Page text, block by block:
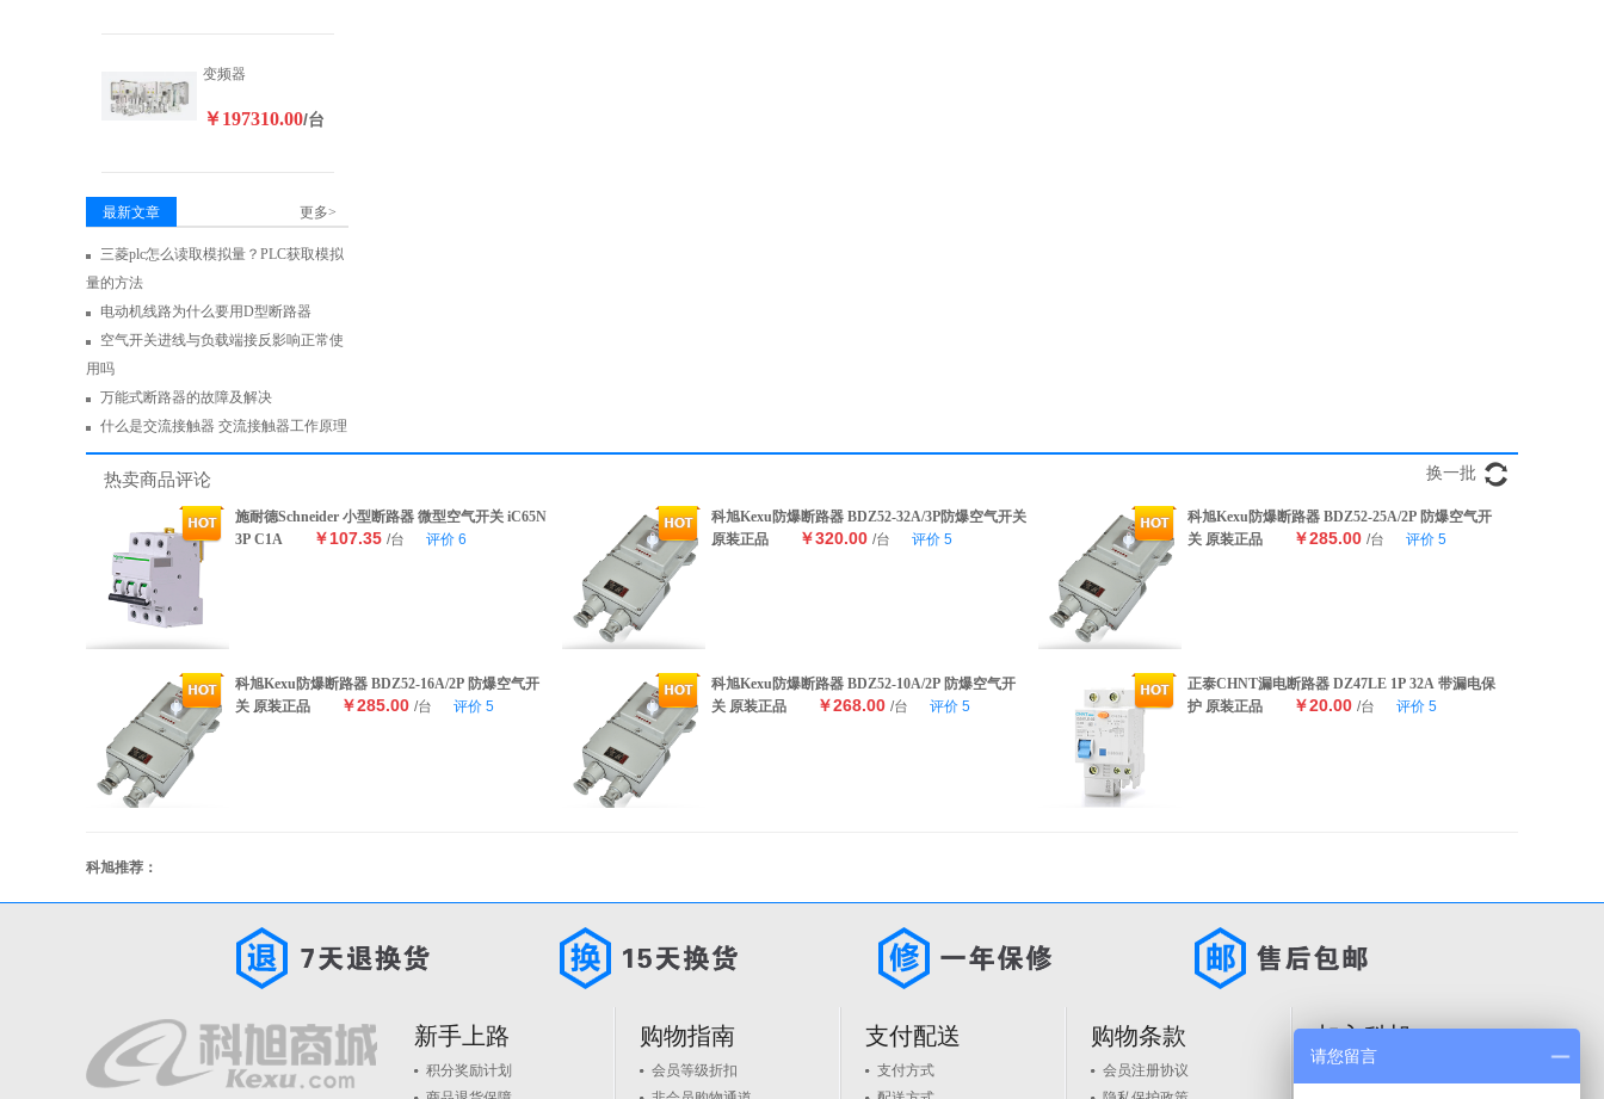
变频器
￥197310.00/台
最新文章 更多>
三菱plc怎么读取模拟量？PLC获取模拟
量的方法
电动机线路为什么要用D型断路器
空气开关进线与负载端接反影响正常使
用吗
万能式断路器的故障及解决
什么是交流接触器 交流接触器工作原理
热卖商品评论 换一批
施耐德Schneider 小型断路器 微型空气开关 iC65N
3P C1A
￥107.35 /台 评价 6
科旭Kexu防爆断路器 BDZ52-32A/3P防爆空气开关
原装正品
￥320.00 /台 评价 5
科旭Kexu防爆断路器 BDZ52-25A/2P 防爆空气开
关 原装正品
￥285.00 /台 评价 5
科旭Kexu防爆断路器 BDZ52-16A/2P 防爆空气开
关 原装正品
￥285.00 /台 评价 5
科旭Kexu防爆断路器 BDZ52-10A/2P 防爆空气开
关 原装正品
￥268.00 /台 评价 5
正泰CHNT漏电断路器 DZ47LE 1P 32A 带漏电保
护 原装正品
￥20.00 /台 评价 5
科旭推荐：
新手上路
积分奖励计划
购物指南
会员等级折扣
支付配送
支付方式
购物条款
会员注册协议
加入科旭
请您留言